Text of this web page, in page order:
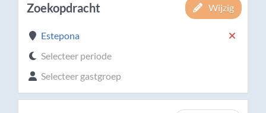
Zoekopdracht Wijzig
Estepona
Selecteer periode
Selecteer gastgroep